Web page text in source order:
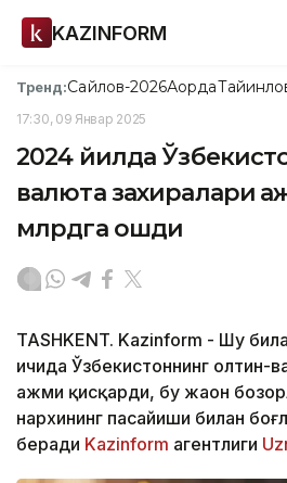
KAZINFORM
Тренд:Сайлов-2026Ақорда
17:30, 09 Январ 2025
2024 йилда
валюта захиралари
млрдга ошди
TASHKENT. Kazinform - Шу
ичида Ўзбекистоннинг олтин-
ҳажми қисқарди, бу жаҳон
нархининг пасайиши билан
беради Kazinform агентлиги